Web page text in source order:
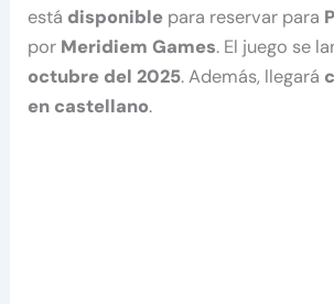
está disponible para reservar para
por Meridiem Games. El juego se
octubre del 2025. Además, llegará
en castellano.